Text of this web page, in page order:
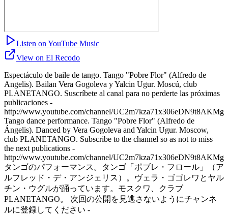
Listen on YouTube Music
View on El Recodo
Espectáculo de baile de tango. Tango "Pobre Flor" (Alfredo de
Angelis). Bailan Vera Gogoleva y Yalcin Ugur. Moscú, club
PLANETANGO. Suscríbete al canal para no perderte las próximas
publicaciones -
http://www.youtube.com/channel/UC2m7kza71x306eDN9t8AKMg
Tango dance performance. Tango "Pobre Flor" (Alfredo de
Ángelis). Danced by Vera Gogoleva and Yalcin Ugur. Moscow,
club PLANETANGO. Subscribe to the channel so as not to miss
the next publications -
http://www.youtube.com/channel/UC2m7kza71x306eDN9t8AKMg
タンゴのパフォーマンス。タンゴ「ポブレ・フロール」（ア
ルフレッド・デ・アンジェリス）。ヴェラ・ゴゴレワとヤル
チン・ウグルが踊っています。モスクワ、クラブ
PLANETANGO。 次回の公開を見逃さないようにチャンネ
ルに登録してください -